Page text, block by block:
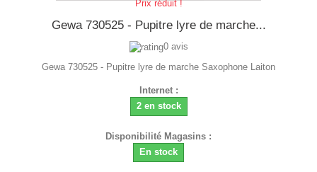
Prix réduit !
Gewa 730525 - Pupitre lyre de marche...
0 avis
Gewa 730525 - Pupitre lyre de marche Saxophone Laiton
Internet :
2 en stock
Disponibilité Magasins :
En stock